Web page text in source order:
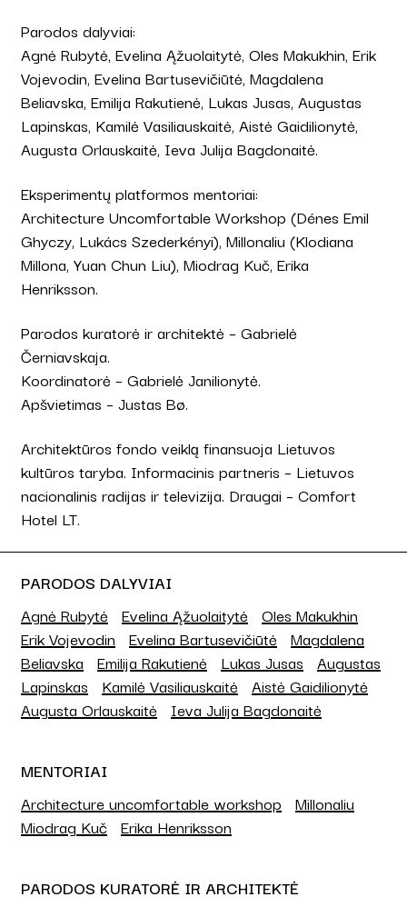
PARODOS DALYVIAI
Agnė Rubytė Evelina Ąžuolaitytė Oles Makukhin
Erik Vojevodin Evelina Bartusevičiūtė Magdalena
Beliavska Emilija Rakutienė Lukas Jusas Augustas
Lapinskas
Kamilė Vasiliauskaitė Aistė Gaidilionytė
Augusta Orlauskaitė Ieva Julija Bagdonaitė
MENTORIAI
Architecture uncomfortable workshop Millonaliu
Miodrag Kuč Erika Henriksson
PARODOS KURATORĖ IR ARCHITEKTĖ
Parodos dalyviai:
Agnė Rubytė, Evelina Ąžuolaitytė, Oles Makukhin, Erik
Vojevodin, Evelina Bartusevičiūtė, Magdalena
Beliavska, Emilija Rakutienė, Lukas Jusas, Augustas
Lapinskas, Kamilė Vasiliauskaitė, Aistė Gaidilionytė,
Augusta Orlauskaitė, Ieva Julija Bagdonaitė.
Eksperimentų platformos mentoriai:
Architecture Uncomfortable Workshop (Dénes Emil
Ghyczy, Lukács Szederkényi), Millonaliu (Klodiana
Millona, Yuan Chun Liu), Miodrag Kuč, Erika
Henriksson.
Parodos kuratorė ir architektė – Gabrielė
Černiavskaja.
Koordinatorė – Gabrielė Janilionytė.
Apšvietimas – Justas Bø.
Architektūros fondo veiklą finansuoja Lietuvos
kultūros taryba. Informacinis partneris – Lietuvos
nacionalinis radijas ir televizija. Draugai – Comfort
Hotel LT.